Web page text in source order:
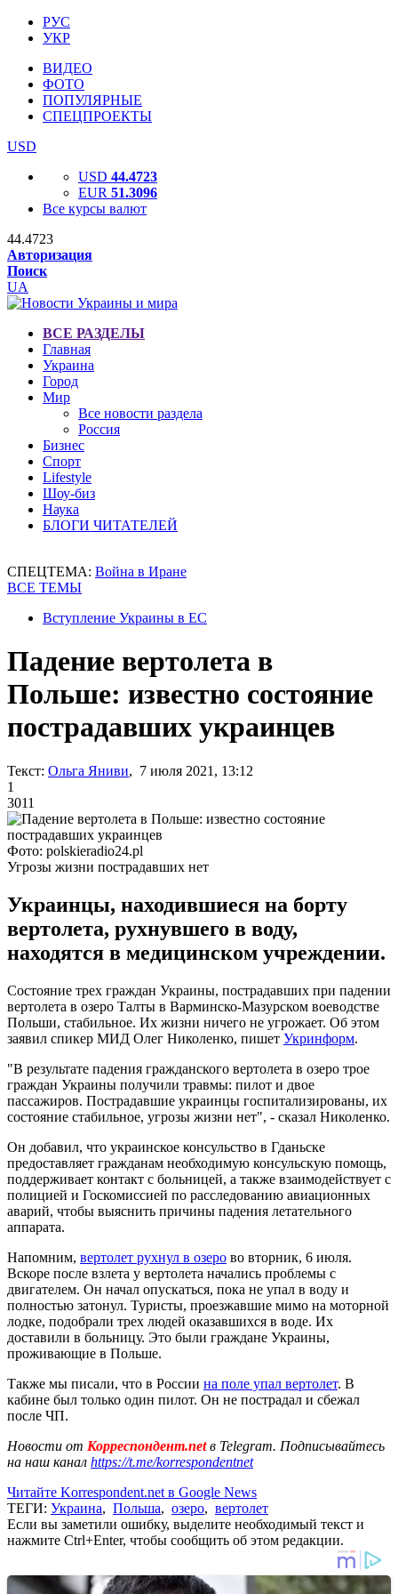
РУС
УКР
ВИДЕО
ФОТО
ПОПУЛЯРНЫЕ
СПЕЦПРОЕКТЫ
USD
USD 44.4723
EUR 51.3096
Все курсы валют
44.4723
Авторизация
Поиск
UA
ВСЕ РАЗДЕЛЫ
Главная
Украина
Город
Мир
Все новости раздела
Россия
Бизнес
Спорт
Lifestyle
Шоу-биз
Наука
БЛОГИ ЧИТАТЕЛЕЙ
СПЕЦТЕМА: Война в Иране
ВСЕ ТЕМЫ
Вступление Украины в ЕС
Падение вертолета в
Польше: известно состояние
пострадавших украинцев
Текст: Ольга Яниви, 7 июля 2021, 13:12
1
3011
Фото: polskieradio24.pl
Угрозы жизни пострадавших нет
Украинцы, находившиеся на борту
вертолета, рухнувшего в воду,
находятся в медицинском учреждении.
Состояние трех граждан Украины, пострадавших при падении
вертолета в озеро Талты в Варминско-Мазурском воеводстве
Польши, стабильное. Их жизни ничего не угрожает. Об этом
заявил спикер МИД Олег Николенко, пишет Укринформ.
"В результате падения гражданского вертолета в озеро трое
граждан Украины получили травмы: пилот и двое
пассажиров. Пострадавшие украинцы госпитализированы, их
состояние стабильное, угрозы жизни нет", - сказал Николенко.
Он добавил, что украинское консульство в Гданьске
предоставляет гражданам необходимую консульскую помощь,
поддерживает контакт с больницей, а также взаимодействует с
полицией и Госкомиссией по расследованию авиационных
аварий, чтобы выяснить причины падения летательного
аппарата.
Напомним, вертолет рухнул в озеро во вторник, 6 июля.
Вскоре после взлета у вертолета начались проблемы с
двигателем. Он начал опускаться, пока не упал в воду и
полностью затонул. Туристы, проезжавшие мимо на моторной
лодке, подобрали трех людей оказавшихся в воде. Их
доставили в больницу. Это были граждане Украины,
проживающие в Польше.
Также мы писали, что в России на поле упал вертолет. В
кабине был только один пилот. Он не пострадал и сбежал
после ЧП.
Новости от Корреспондент.netв Telegram. Подписывайтесь
на наш канал https://t.me/korrespondentnet
Читайте Korrespondent.net в Google News
ТЕГИ: Украина, Польша, озеро, вертолет
Если вы заметили ошибку, выделите необходимый текст и
нажмите Ctrl+Enter, чтобы сообщить об этом редакции.